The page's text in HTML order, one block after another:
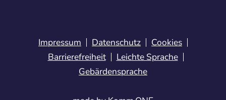
Impressum Datenschutz
Cookies
Barrierefreiheit
Leichte Sprache
Gebärdensprache